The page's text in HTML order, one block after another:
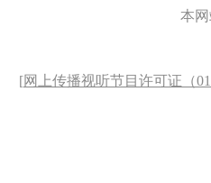
本
[网上传播视听节目许可证（